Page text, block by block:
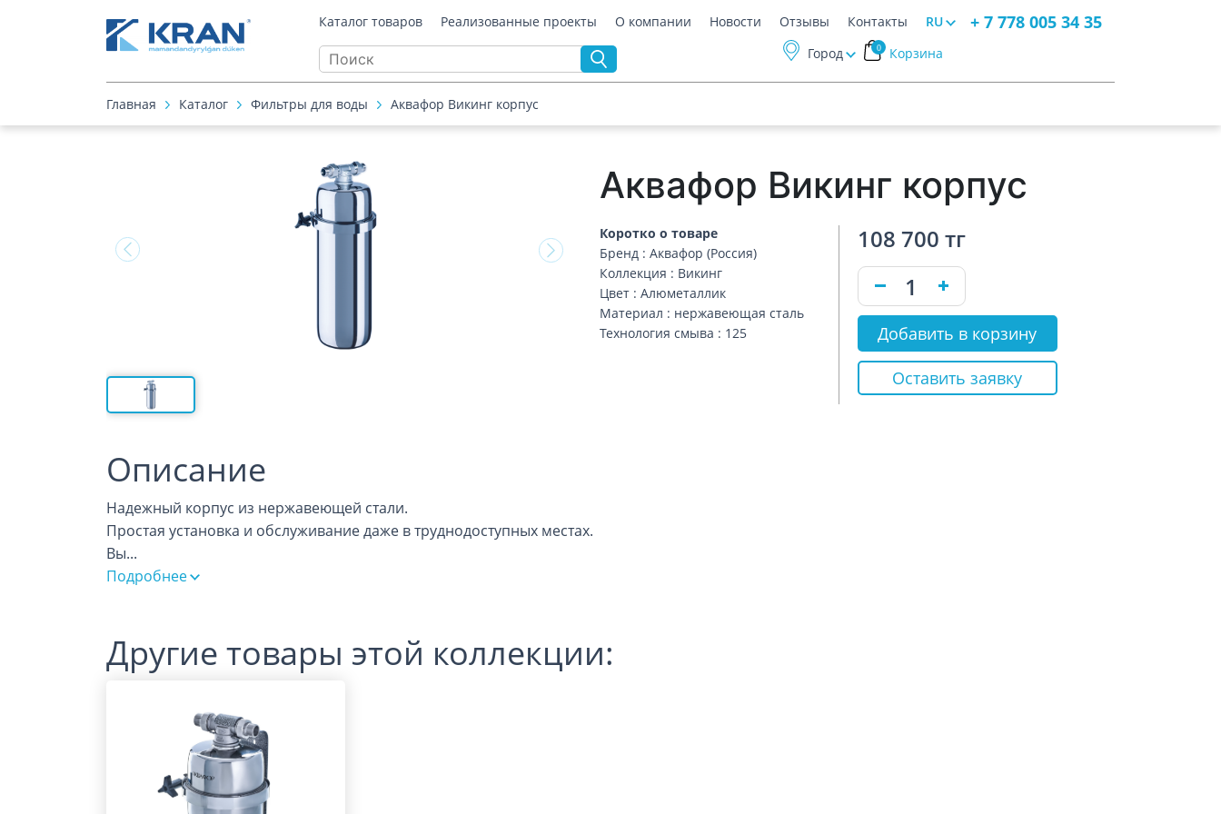
Каталог товаров Реализованные проекты О компании Новости Отзывы Контакты
RU
Город
Корзина
0
+ 7 778 005 34 35
Главная Каталог Фильтры для воды Аквафор Викинг корпус
Аквафор Викинг корпус
Коротко о товаре
Бренд : Аквафор (Россия)
Коллекция : Викинг
Цвет : Алюметаллик
Материал : нержавеющая сталь
Технология смыва : 125
108 700 тг
Добавить в корзину
Оставить заявку
Описание
Надежный корпус из нержавеющей стали.
Простая установка и обслуживание даже в труднодоступных местах.
Вы...
Подробнее
Другие товары этой коллекции: